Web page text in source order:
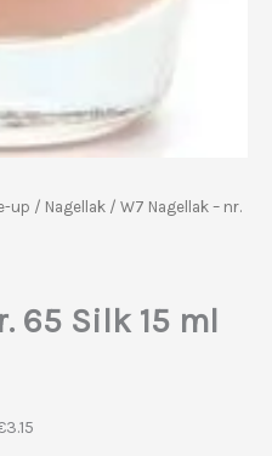
up / Nagellak / W7 Nagellak – nr.
65 Silk 15 ml